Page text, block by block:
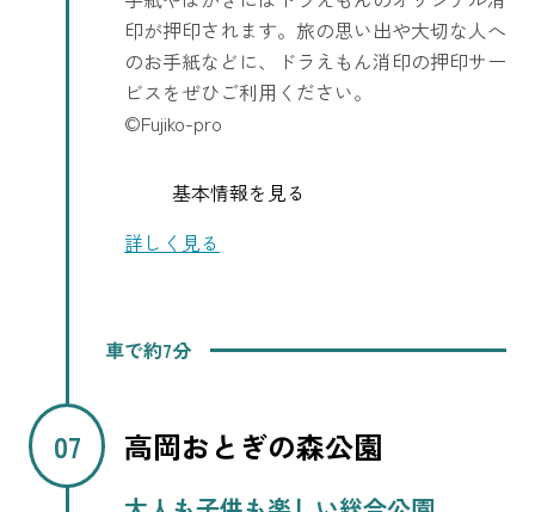
印が押印されます。旅の思い出や大切な人へ
のお手紙などに、ドラえもん消印の押印サー
ビスをぜひご利用ください。
©Fujiko-pro
基本情報を見る
詳しく見る
車で約7分
高岡おとぎの森公園